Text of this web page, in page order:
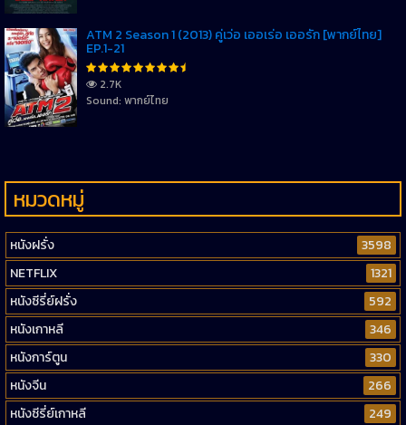
ATM 2 Season 1 (2013) คู่เว่อ เออเร่อ เออรัก [พากย์ไทย]
EP.1-21
2.7K
Sound: พากย์ไทย
หมวดหมู่
หนังฝรั่ง
3598
NETFLIX
1321
หนังซีรี่ย์ฝรั่ง
592
หนังเกาหลี
346
หนังการ์ตูน
330
หนังจีน
266
หนังซีรี่ย์เกาหลี
249